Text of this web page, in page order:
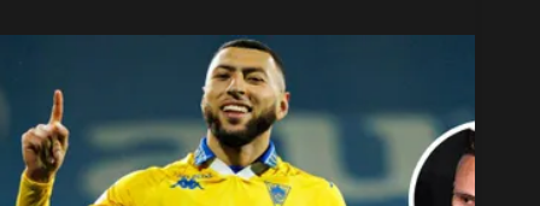
t
Pays
Clubs
Classement